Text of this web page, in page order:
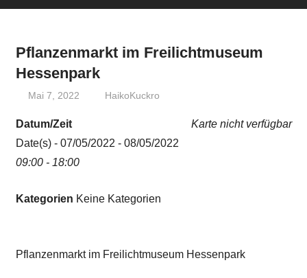
Pflanzenmarkt im Freilichtmuseum
Hessenpark
Mai 7, 2022 HaikoKuckro
Karte nicht verfügbar
Datum/Zeit
Date(s) - 07/05/2022 - 08/05/2022
09:00 - 18:00
Kategorien Keine Kategorien
Pflanzenmarkt im Freilichtmuseum Hessenpark